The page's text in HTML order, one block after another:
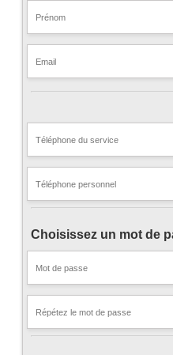
Choisissez un mot de